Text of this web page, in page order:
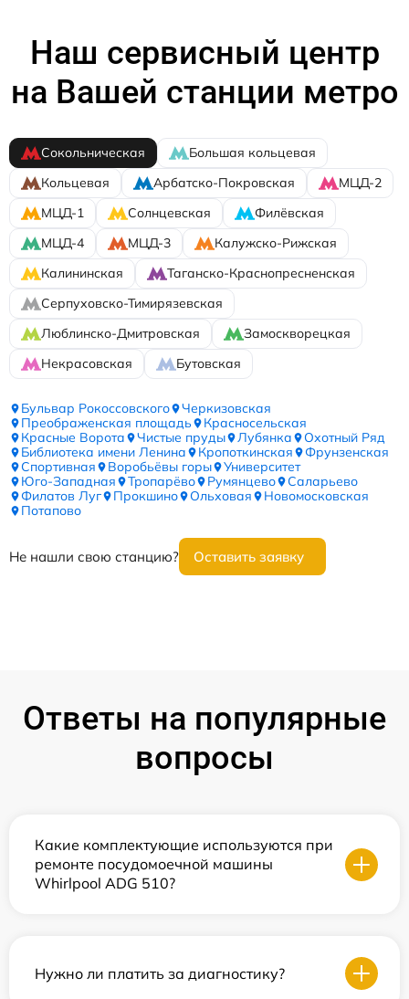
Наш сервисный центр
на Вашей станции метро
Сокольническая
Большая кольцевая
Кольцевая
Арбатско-Покровская
МЦД-2
МЦД-1
Солнцевская
Филёвская
МЦД-4
МЦД-3
Калужско-Рижская
Калининская
Таганско-Краснопресненская
Серпуховско-Тимирязевская
Люблинско-Дмитровская
Замоскворецкая
Некрасовская
Бутовская
Бульвар Рокоссовского
Черкизовская
Преображенская площадь
Красносельская
Красные Ворота
Чистые пруды Лубянка
Охотный Ряд
Библиотека имени Ленина
Кропоткинская
Фрунзенская
Спортивная
Воробьёвы горы
Университет
Юго-Западная
Тропарёво Румянцево
Саларьево
Филатов Луг
Прокшино Ольховая
Новомосковская
Потапово
Не нашли свою станцию? Оставить заявку
Ответы на популярные
вопросы
Какие комплектующие используются при
ремонте посудомоечной машины
Whirlpool ADG 510?
Нужно ли платить за диагностику?